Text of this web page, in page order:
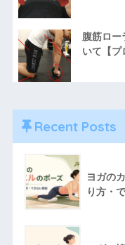
腹筋ロー
いて【プ
Recent Posts
ヨガの
り方・